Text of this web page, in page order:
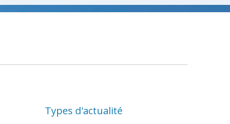
Types d'actualité